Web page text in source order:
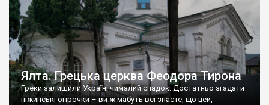
Ялта. Грецька церква Феодора Тирона
Греки залишили Україні чималий спадок. Достатньо згадати
ніжинські огірочки – ви ж мабуть всі знаєте, що цей,